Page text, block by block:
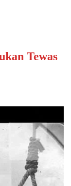
Tewas